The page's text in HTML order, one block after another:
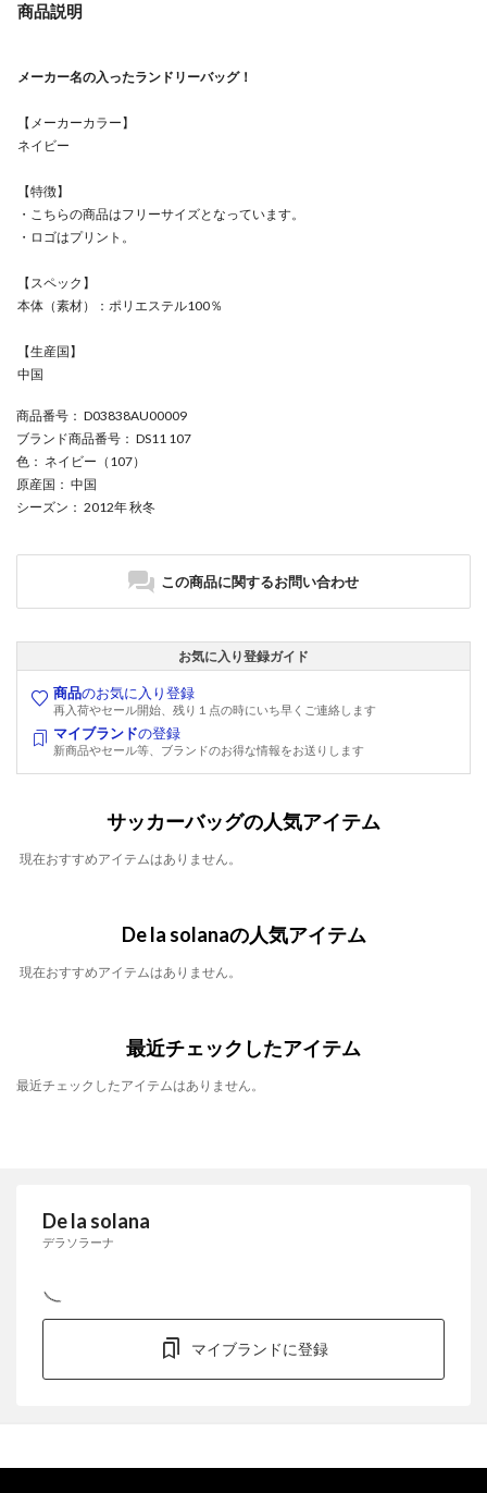
商品説明
メーカー名の入ったランドリーバッグ！
【メーカーカラー】
ネイビー
【特徴】
・こちらの商品はフリーサイズとなっています。
・ロゴはプリント。
【スペック】
本体（素材）：ポリエステル100％
【生産国】
中国
商品番号 ： D03838AU00009
ブランド商品番号 ： DS11 107
色 ： ネイビー（107）
原産国 ： 中国
シーズン ： 2012年 秋冬
この商品に関するお問い合わせ
お気に入り登録ガイド
商品のお気に入り登録
再入荷やセール開始、残り１点の時にいち早くご連絡します
マイブランドの登録
新商品やセール等、ブランドのお得な情報をお送りします
サッカーバッグの人気アイテム
現在おすすめアイテムはありません。
De la solanaの人気アイテム
現在おすすめアイテムはありません。
最近チェックしたアイテム
最近チェックしたアイテムはありません。
De la solana
デラソラーナ
マイブランドに登録